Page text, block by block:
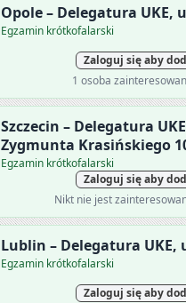
Opole – Delegatura UKE,
Egzamin krótkofalarski
Zaloguj się aby
1 osoba
Szczecin – Delegatura
Zygmunta Krasińskiego
Egzamin krótkofalarski
Zaloguj się aby
Nikt nie jest
Lublin – Delegatura UKE,
Egzamin krótkofalarski
Zaloguj się aby